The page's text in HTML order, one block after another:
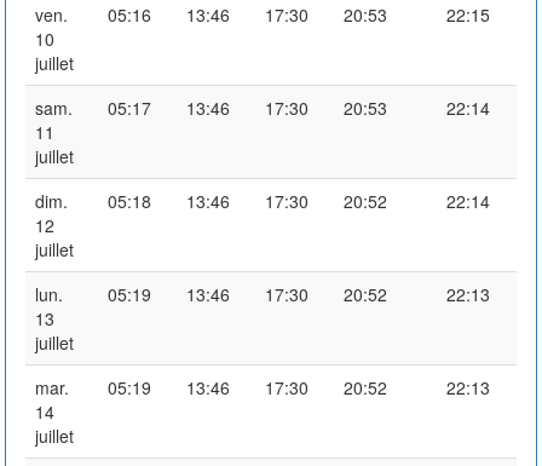
ven.
10
juillet
05:16 13:46 17:30 20:53 22:15
sam.
11
juillet
05:17 13:46 17:30 20:53 22:14
dim.
12
juillet
05:18 13:46 17:30 20:52 22:14
lun.
13
juillet
05:19 13:46 17:30 20:52 22:13
mar.
14
juillet
05:19 13:46 17:30 20:52 22:13